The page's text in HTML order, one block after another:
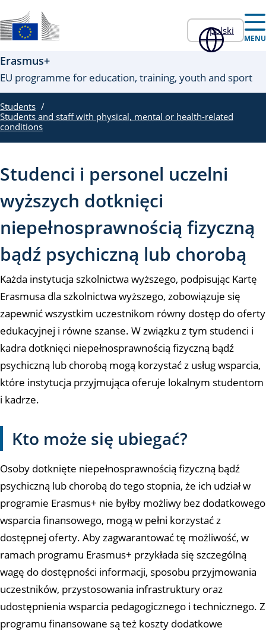
Oficjalna strona internetowa UE polski
MENU
Erasmus+
EU programme for education, training, youth and sport
Students
Students and staff with physical, mental or health-related
conditions
Studenci i personel uczelni
wyższych dotknięci
niepełnosprawnością fizyczną
bądź psychiczną lub chorobą
Każda instytucja szkolnictwa wyższego, podpisując Kartę
Erasmusa dla szkolnictwa wyższego, zobowiązuje się
zapewnić wszystkim uczestnikom równy dostęp do oferty
edukacyjnej i równe szanse. W związku z tym studenci i
kadra dotknięci niepełnosprawnością fizyczną bądź
psychiczną lub chorobą mogą korzystać z usług wsparcia,
które instytucja przyjmująca oferuje lokalnym studentom
i kadrze.
Kto może się ubiegać?
Osoby dotknięte niepełnosprawnością fizyczną bądź
psychiczną lub chorobą do tego stopnia, że ich udział w
programie Erasmus+ nie byłby możliwy bez dodatkowego
wsparcia finansowego, mogą w pełni korzystać z
dostępnej oferty. Aby zagwarantować tę możliwość, w
ramach programu Erasmus+ przykłada się szczególną
wagę do dostępności informacji, sposobu przyjmowania
uczestników, przystosowania infrastruktury oraz
udostępnienia wsparcia pedagogicznego i technicznego. Z
programu finansowane są też koszty dodatkowe